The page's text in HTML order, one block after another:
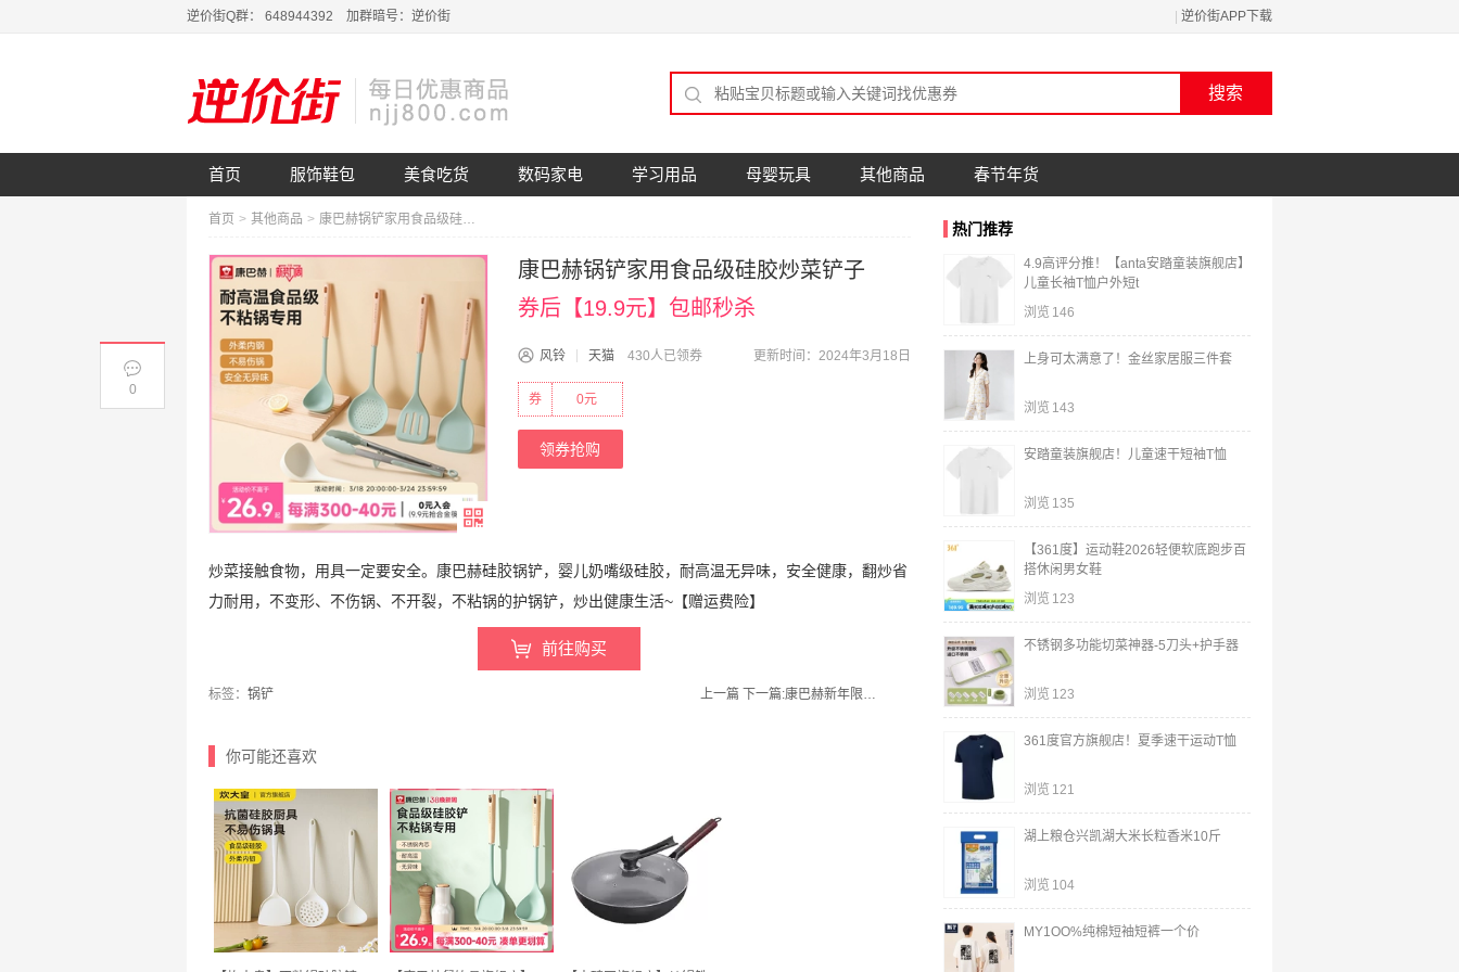
逆价街Q群： 648944392 加群暗号：逆价街 逆价街APP下载
首页 服饰鞋包 美食吃货 数码家电 学习用品 母婴玩具 其他商品 春节年货
首页 > 其他商品 > 康巴赫锅铲家用食品级硅胶炒菜铲子
康巴赫锅铲家用食品级硅胶炒菜铲子
券后【19.9元】包邮秒杀
风铃 天猫 430人已领券 更新时间：2024年3月18日
0元
券
领券抢购
炒菜接触食物，用具一定要安全。康巴赫硅胶锅铲，婴儿奶嘴级硅胶，耐高温无异味，安全健康，翻炒省
力耐用，不变形、不伤锅、不开裂，不粘锅的护锅铲，炒出健康生活~【赠运费险】
前往购买
标签： 锅铲 上一篇 下一篇: 康巴赫新年限定五福筷5双装
你可能还喜欢
热门推荐
4.9高评分推！【anta安踏童装旗舰店】
儿童长袖T恤户外短t
浏览 146
上身可太满意了！金丝家居服三件套
浏览 143
安踏童装旗舰店！儿童速干短袖T恤
浏览 135
【361度】运动鞋2026轻便软底跑步百
搭休闲男女鞋
浏览 123
不锈钢多功能切菜神器-5刀头+护手器
浏览 123
361度官方旗舰店！夏季速干运动T恤
浏览 121
湖上粮仓兴凯湖大米长粒香米10斤
浏览 104
MY1OO%纯棉短袖短裤一个价
0